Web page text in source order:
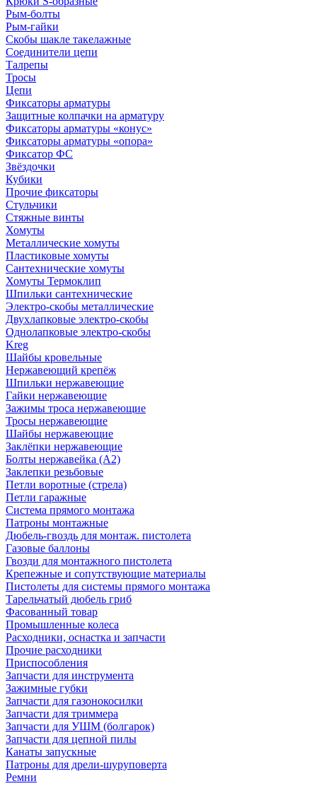
Рым-болты
Рым-гайки
Скобы шакле такелажные
Соединители цепи
Талрепы
Тросы
Цепи
Фиксаторы арматуры
Защитные колпачки на арматуру
Фиксаторы арматуры «конус»
Фиксаторы арматуры «опора»
Фиксатор ФС
Звёздочки
Кубики
Прочие фиксаторы
Стульчики
Стяжные винты
Хомуты
Металлические хомуты
Пластиковые хомуты
Сантехнические хомуты
Хомуты Термоклип
Шпильки сантехнические
Электро-скобы металлические
Двухлапковые электро-скобы
Однолапковые электро-скобы
Kreg
Шайбы кровельные
Нержавеющий крепёж
Шпильки нержавеющие
Гайки нержавеющие
Зажимы троса нержавеющие
Тросы нержавеющие
Шайбы нержавеющие
Заклёпки нержавеющие
Болты нержавейка (А2)
Заклепки резьбовые
Петли воротные (стрела)
Петли гаражные
Система прямого монтажа
Патроны монтажные
Дюбель-гвоздь для монтаж. пистолета
Газовые баллоны
Гвозди для монтажного пистолета
Крепежные и сопутствующие материалы
Пистолеты для системы прямого монтажа
Тарельчатый дюбель гриб
Фасованный товар
Промышленные колеса
Расходники, оснастка и запчасти
Прочие расходники
Приспособления
Запчасти для инструмента
Зажимные губки
Запчасти для газонокосилки
Запчасти для триммера
Запчасти для УШМ (болгарок)
Запчасти для цепной пилы
Канаты запускные
Патроны для дрели-шуруповерта
Ремни